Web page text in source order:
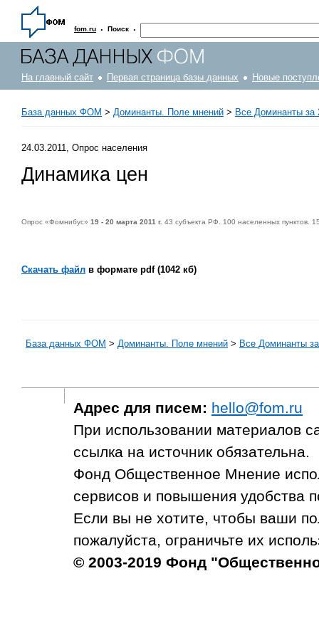
fom.ru · Поиск ·
На главный сайт Первая страница базы данных Новые
База данных ФОМ > Доминанты. Поле мнений > Все Доминанты за
24.03.2011, Опрос населения
Динамика цен
Опрос «Фомнибус» 19 - 20 марта 2011 г. 43 субъекта РФ. 100 населенных пунктов.
Скачать файл в формате pdf (1042 кб)
База данных ФОМ > Доминанты. Поле мнений > Все Доминанты
Адрес для писем: hello@fom.ru
При использовании материалов
ссылка на источник обязательна.
Фонд Общественное Мнение
сервисов и повышения удобства
Если вы не хотите, чтобы ваши
пожалуйста, ограничьте их
© 2003-2019 Фонд